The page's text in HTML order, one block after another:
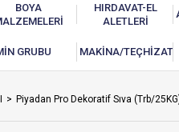
BOYA
HIRDAVAT-EL
ALETLERİ
GRUBU MAKİNA/TEÇHİZAT
Piyadan Pro Dekoratif Sıva (Trb/